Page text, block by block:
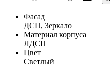
Фасад
ДСП, Зеркало
Материал корпуса
ЛДСП
Цвет
Светлый